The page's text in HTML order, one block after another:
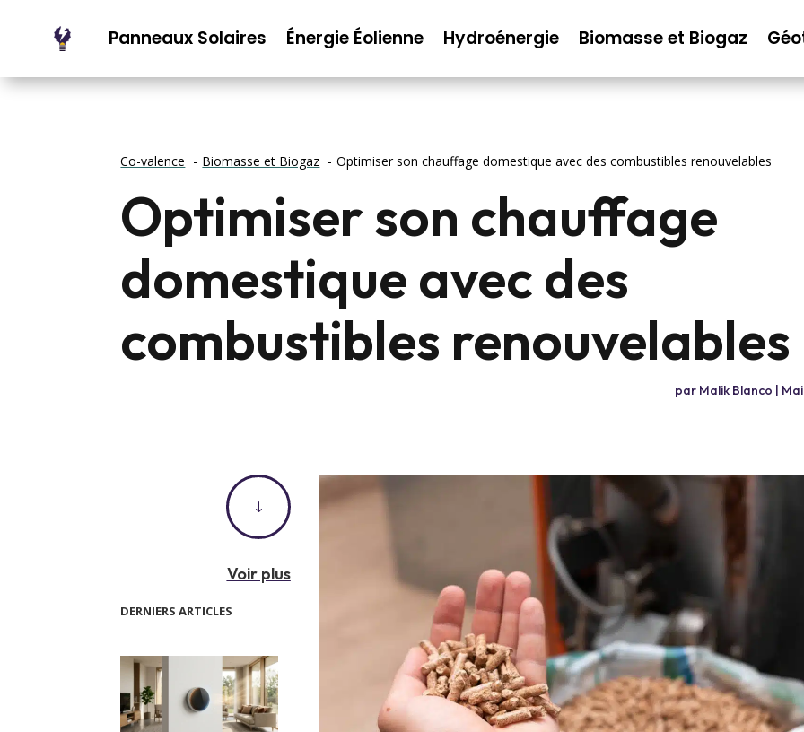
Panneaux Solaires Énergie Éolienne Hydroénergie Biomasse et Biogaz
Co-valence Biomasse et Biogaz Optimiser son chauffage domestique avec des combustibles renouvelables
Optimiser son chauffage
domestique avec des
combustibles renouvelables
par Malik Blanco |
"
Voir plus
DERNIERS ARTICLES